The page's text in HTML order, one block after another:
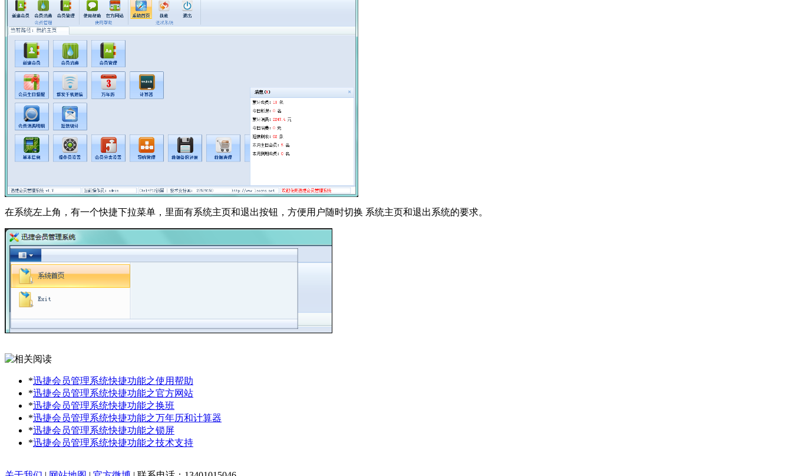
在系统左上角，有一个快捷下拉菜单，里面有系统主页和退出按钮，方便用户随时切换 系统主页和退出系统的要求。
*迅捷会员管理系统快捷功能之使用帮助
*迅捷会员管理系统快捷功能之官方网站
*迅捷会员管理系统快捷功能之换班
*迅捷会员管理系统快捷功能之万年历和计算器
*迅捷会员管理系统快捷功能之锁屏
*迅捷会员管理系统快捷功能之技术支持